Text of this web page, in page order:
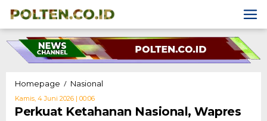
content
Homepage / Nasional
Wapres
Kamis, 4 Juni 2026 | 00:06Oleh
Wiri
Perkuat Ketahanan Nasional, Wapres